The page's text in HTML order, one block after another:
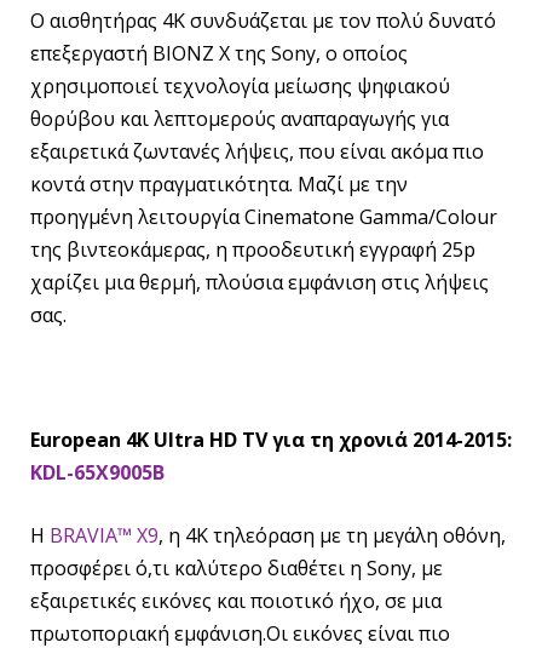
Ο αισθητήρας 4K συνδυάζεται με τον πολύ δυνατό
επεξεργαστή BIONZ X της Sony, ο οποίος
χρησιμοποιεί τεχνολογία μείωσης ψηφιακού
θορύβου και λεπτομερούς αναπαραγωγής για
εξαιρετικά ζωντανές λήψεις, που είναι ακόμα πιο
κοντά στην πραγματικότητα. Μαζί με την
προηγμένη λειτουργία Cinematone Gamma/Colour
της βιντεοκάμερας, η προοδευτική εγγραφή 25p
χαρίζει μια θερμή, πλούσια εμφάνιση στις λήψεις
σας.
European 4K Ultra HD TV για τη χρονιά 2014-2015:
KDL-65X9005B
Η BRAVIA™ X9, η 4Κ τηλεόραση με τη μεγάλη οθόνη,
προσφέρει ό,τι καλύτερο διαθέτει η Sony, με
εξαιρετικές εικόνες και ποιοτικό ήχο, σε μια
πρωτοποριακή εμφάνιση.Οι εικόνες είναι πιο